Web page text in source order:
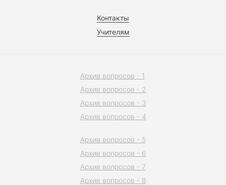
Контакты
Учителям
Архив вопросов - 1
Архив вопросов - 2
Архив вопросов - 3
Архив вопросов - 4
Архив вопросов - 5
Архив вопросов - 6
Архив вопросов - 7
Архив вопросов - 8